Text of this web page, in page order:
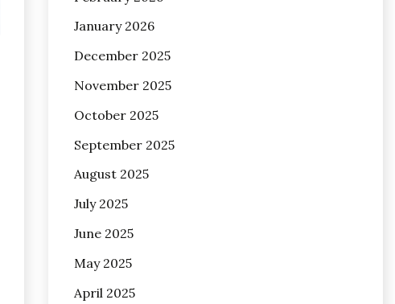
January 2026
December 2025
November 2025
October 2025
September 2025
August 2025
July 2025
June 2025
May 2025
April 2025